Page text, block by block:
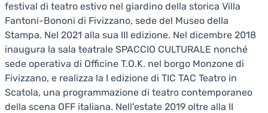
festival di teatro estivo nel giardino della storica Villa
Fantoni-Bononi di Fivizzano, sede del Museo della
Stampa. Nel 2021 alla sua III edizione. Nel dicembre 2018
inaugura la sala teatrale SPACCIO CULTURALE nonché
sede operativa di Officine T.O.K. nel borgo Monzone di
Fivizzano, e realizza la I edizione di TIC TAC Teatro in
Scatola, una programmazione di teatro contemporaneo
della scena OFF italiana. Nell'estate 2019 oltre alla II